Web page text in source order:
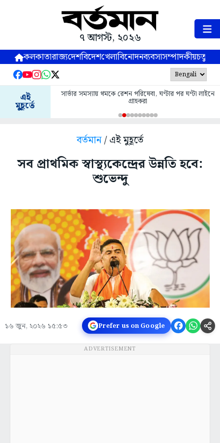
৭ আগস্ট, ২০২৬
কলকাতারাজ্যদেশবিদেশখেলাবিনোদনব্যবসাসম্পাদকীয়
এই
মুহূর্তে
সার্ভার সমস্যায় থমকে রেশন পরিষেবা, ঘণ্টার পর ঘণ্টা লাইনে
গ্রাহকরা
বর্তমান/ এই মুহূর্তে
সব প্রাথমিক স্বাস্থ্যকেন্দ্রের উন্নতি হবে:
শুভেন্দু
১৬ জুন, ২০২৬ ১৫:৫৩ Prefer us on Google
ADVERTISEMENT